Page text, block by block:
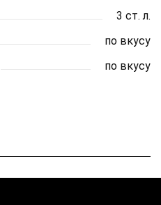
3 ст. л.
по вкусу
по вкусу